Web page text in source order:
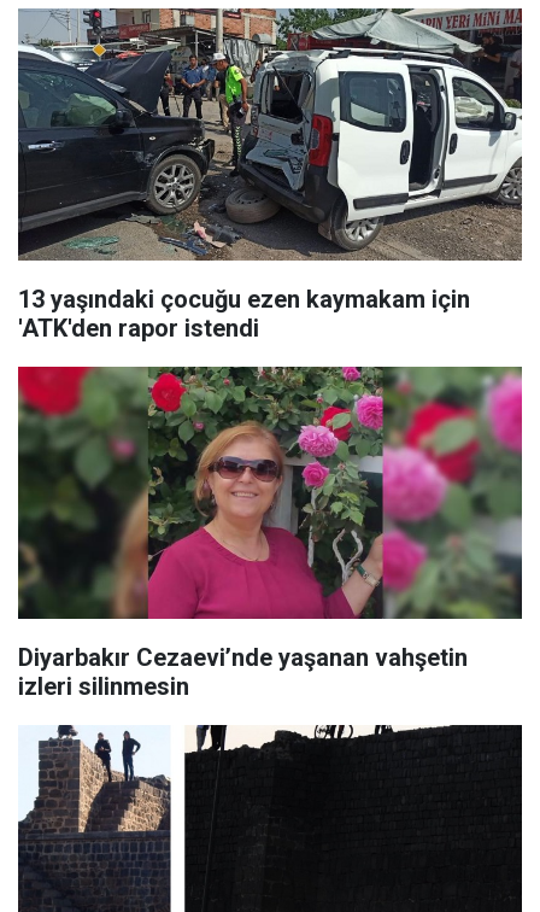
13 yaşındaki çocuğu ezen kaymakam için
'ATK'den rapor istendi
Diyarbakır Cezaevi’nde yaşanan vahşetin
izleri silinmesin